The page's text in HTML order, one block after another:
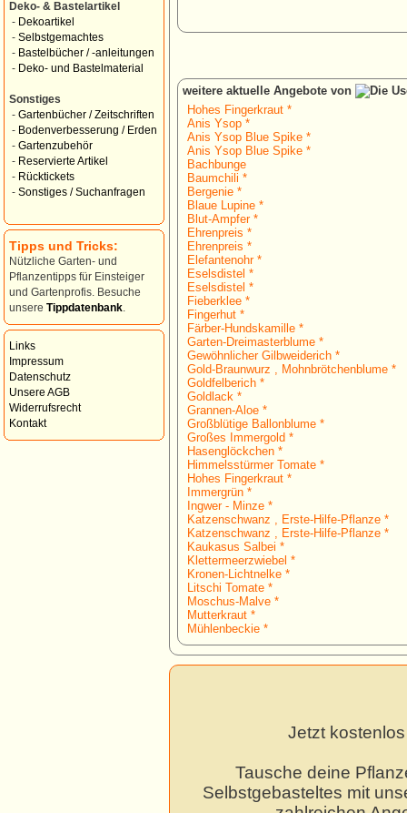
Deko- & Bastelartikel
- Dekoartikel
- Selbstgemachtes
- Bastelbücher / -anleitungen
- Deko- und Bastelmaterial
Sonstiges
- Gartenbücher / Zeitschriften
- Bodenverbesserung / Erden
- Gartenzubehör
- Reservierte Artikel
- Rücktickets
- Sonstiges / Suchanfragen
Tipps und Tricks:
Nützliche Garten- und
Pflanzentipps für Einsteiger
und Gartenprofis. Besuche
unsere Tippdatenbank
Links
Impressum
Datenschutz
Unsere AGB
Widerrufsrecht
Kontakt
weitere aktuelle Angebote von
Hohes Fingerkraut *
Anis Ysop *
Anis Ysop Blue Spike *
Anis Ysop Blue Spike *
Bachbunge
Baumchili *
Bergenie *
Blaue Lupine *
Blut-Ampfer *
Ehrenpreis *
Ehrenpreis *
Elefantenohr *
Eselsdistel *
Eselsdistel *
Fieberklee *
Fingerhut *
Färber-Hundskamille *
Garten-Dreimasterblume *
Gewöhnlicher Gilbweiderich *
Gold-Braunwurz , Mohnbrötchenblume *
Goldfelberich *
Goldlack *
Grannen-Aloe *
Großblütige Ballonblume *
Großes Immergold *
Hasenglöckchen *
Himmelsstürmer Tomate *
Hohes Fingerkraut *
Immergrün *
Ingwer - Minze *
Katzenschwanz , Erste-Hilfe-Pflanze *
Katzenschwanz , Erste-Hilfe-Pflanze *
Kaukasus Salbei *
Klettermeerzwiebel *
Kronen-Lichtnelke *
Litschi Tomate *
Moschus-Malve *
Mutterkraut *
Mühlenbeckie *
Jetzt
Tausche deine
Selbstgebasteltes mit